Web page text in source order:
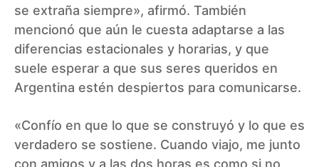
se extraña siempre», afirmó. También
mencionó que aún le cuesta adaptarse a las
diferencias estacionales y horarias, y que
suele esperar a que sus seres queridos en
Argentina estén despiertos para comunicarse.
«Confío en que lo que se construyó y lo que es
verdadero se sostiene. Cuando viajo, me junto
con amigos y a las dos horas es como si no